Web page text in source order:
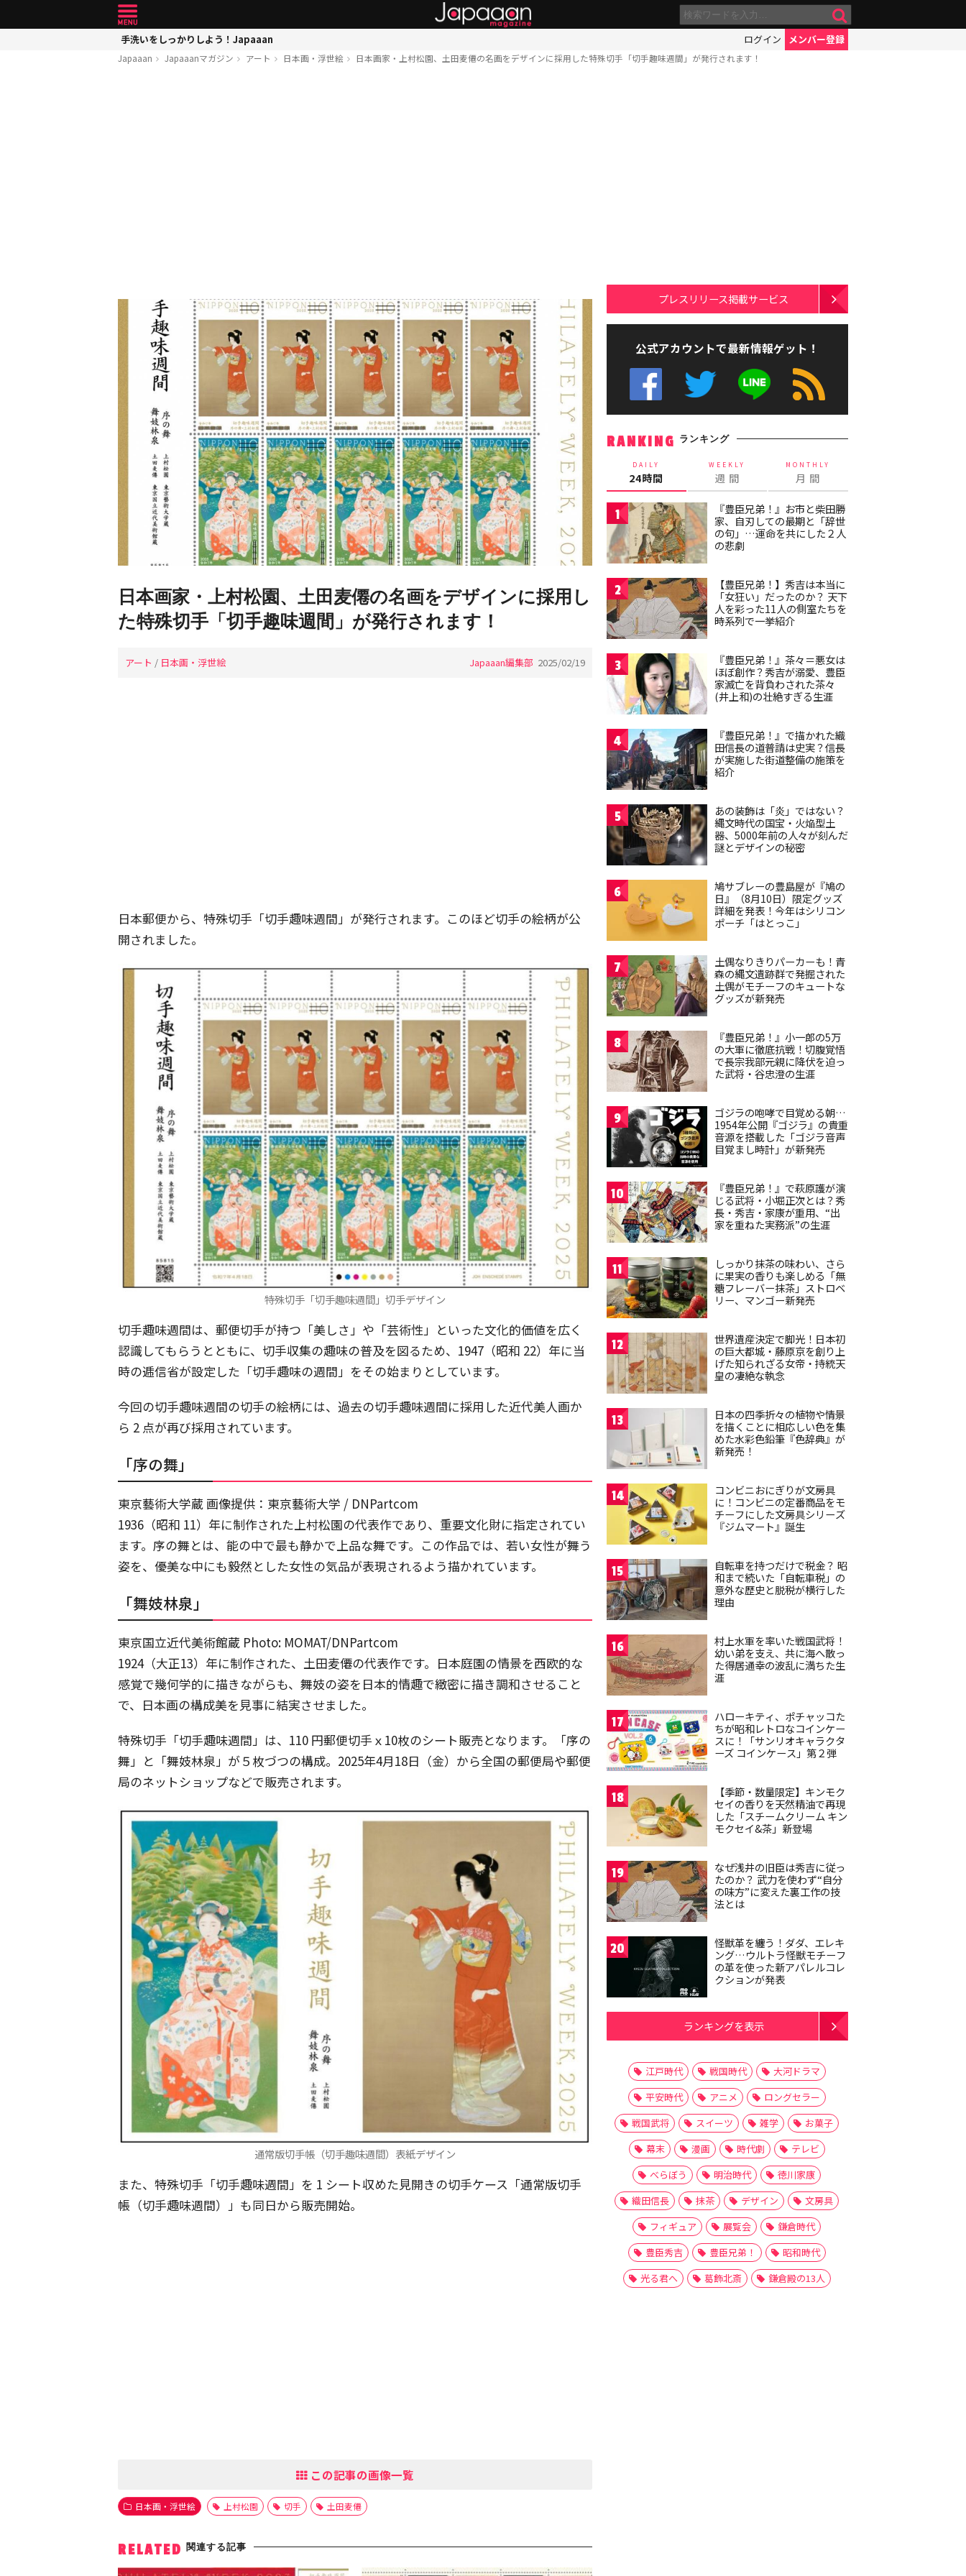
手洗いをしっかりしよう！Japaaan ログイン メンバー登録
Japaaan Japaaanマガジン アート 日本画・浮世絵 日本画家・上村松園、土田麦僊の名画をデザインに採用した特殊切手「切手趣味週間」が発行されます！
日本画家・上村松園、土田麦僊の名画をデザインに採用し
た特殊切手「切手趣味週間」が発行されます！
アート / 日本画・浮世絵 Japaaan編集部 2025/02/19
日本郵便から、特殊切手「切手趣味週間」が発行されます。このほど切手の絵柄が公
開されました。
特殊切手「切手趣味週間」切手デザイン
切手趣味週間は、郵便切手が持つ「美しさ」や「芸術性」といった文化的価値を広く
認識してもらうとともに、切手収集の趣味の普及を図るため、1947（昭和 22）年に当
時の逓信省が設定した「切手趣味の週間」をその始まりとしています。
今回の切手趣味週間の切手の絵柄には、過去の切手趣味週間に採用した近代美人画か
ら 2 点が再び採用されています。
「序の舞」
東京藝術大学蔵 画像提供：東京藝術大学 / DNPartcom
1936（昭和 11）年に制作された上村松園の代表作であり、重要文化財に指定されてい
ます。序の舞とは、能の中で最も静かで上品な舞です。この作品では、若い女性が舞う
姿を、優美な中にも毅然とした女性の気品が表現されるよう描かれています。
「舞妓林泉」
東京国立近代美術館蔵 Photo: MOMAT/DNPartcom
1924（大正13）年に制作された、土田麦僊の代表作です。日本庭園の情景を西欧的な
感覚で幾何学的に描きながらも、舞妓の姿を日本的情趣で緻密に描き調和させること
で、日本画の構成美を見事に結実させました。
特殊切手「切手趣味週間」は、110 円郵便切手ｘ10枚のシート販売となります。「序の
舞」と「舞妓林泉」が５枚づつの構成。2025年4月18日（金）から全国の郵便局や郵便
局のネットショップなどで販売されます。
通常版切手帳（切手趣味週間）表紙デザイン
また、特殊切手「切手趣味週間」を 1 シート収めた見開きの切手ケース「通常版切手
帳（切手趣味週間）」も同日から販売開始。
この記事の画像一覧
日本画・浮世絵 上村松園 切手 土田麦僊
RELATED 関連する記事
プレスリリース掲載サービス
公式アカウントで最新情報ゲット！
RANKING ランキング
DAILY
24時間
WEEKLY
週 間
MONTHLY
月 間
1
『豊臣兄弟！』お市と柴田勝
家、自刃しての最期と「辞世
の句」…運命を共にした２人
の悲劇
2
【豊臣兄弟！】秀吉は本当に
「女狂い」だったのか？ 天下
人を彩った11人の側室たちを
時系列で一挙紹介
3
『豊臣兄弟！』茶々＝悪女は
ほぼ創作？秀吉が溺愛、豊臣
家滅亡を背負わされた茶々
(井上和)の壮絶すぎる生涯
4
『豊臣兄弟！』で描かれた織
田信長の道普請は史実？信長
が実施した街道整備の施策を
紹介
5
あの装飾は「炎」ではない？
縄文時代の国宝・火焔型土
器、5000年前の人々が刻んだ
謎とデザインの秘密
6
鳩サブレーの豊島屋が『鳩の
日』（8月10日）限定グッズ
詳細を発表！今年はシリコン
ポーチ「はとっこ」
7
土偶なりきりパーカーも！青
森の縄文遺跡群で発掘された
土偶がモチーフのキュートな
グッズが新発売
8
『豊臣兄弟！』小一郎の5万
の大軍に徹底抗戦！切腹覚悟
で長宗我部元親に降伏を迫っ
た武将・谷忠澄の生涯
9
ゴジラの咆哮で目覚める朝…
1954年公開『ゴジラ』の貴重
音源を搭載した「ゴジラ音声
目覚まし時計」が新発売
10
『豊臣兄弟！』で萩原護が演
じる武将・小堀正次とは？秀
長・秀吉・家康が重用、“出
家を重ねた実務派”の生涯
11
しっかり抹茶の味わい、さら
に果実の香りも楽しめる「無
糖フレーバー抹茶」ストロベ
リー、マンゴー新発売
12
世界遺産決定で脚光！日本初
の巨大都城・藤原京を創り上
げた知られざる女帝・持統天
皇の凄絶な執念
13
日本の四季折々の植物や情景
を描くことに相応しい色を集
めた水彩色鉛筆『色辞典』が
新発売！
14
コンビニおにぎりが文房具
に！コンビニの定番商品をモ
チーフにした文房具シリーズ
『ジムマート』誕生
15
自転車を持つだけで税金？ 昭
和まで続いた「自転車税」の
意外な歴史と脱税が横行した
理由
16
村上水軍を率いた戦国武将！
幼い弟を支え、共に海へ散っ
た得居通幸の波乱に満ちた生
涯
17
ハローキティ、ポチャッコた
ちが昭和レトロなコインケー
スに！「サンリオキャラクタ
ーズ コインケース」第２弾
18
【季節・数量限定】キンモク
セイの香りを天然精油で再現
した「スチームクリーム キン
モクセイ&茶」新登場
19
なぜ浅井の旧臣は秀吉に従っ
たのか？ 武力を使わず“自分
の味方”に変えた裏工作の技
法とは
20
怪獣革を纏う！ダダ、エレキ
ング…ウルトラ怪獣モチーフ
の革を使った新アパレルコレ
クションが発表
ランキングを表示
江戸時代 戦国時代
大河ドラマ
平安時代
アニメ
ロングセラー
戦国武将
スイーツ 雑学
お菓子
幕末
漫画 時代劇
テレビ
べらぼう
明治時代
徳川家康
織田信長
抹茶 デザイン
文房具
フィギュア
展覧会
鎌倉時代
豊臣秀吉
豊臣兄弟！
昭和時代
光る君へ
葛飾北斎 鎌倉殿の13人